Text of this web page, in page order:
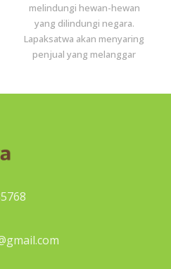
melindungi hewan-hewan
yang dilindungi negara.
Lapaksatwa akan menyaring
penjual yang melanggar